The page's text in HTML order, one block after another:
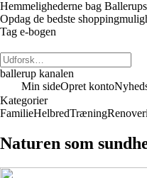
Hemmelighederne bag
Opdag de bedste
Tag e-bogen
ballerup kanalen
Min sideOpret konto
Kategorier
FamilieHelbredTræning
Naturen som